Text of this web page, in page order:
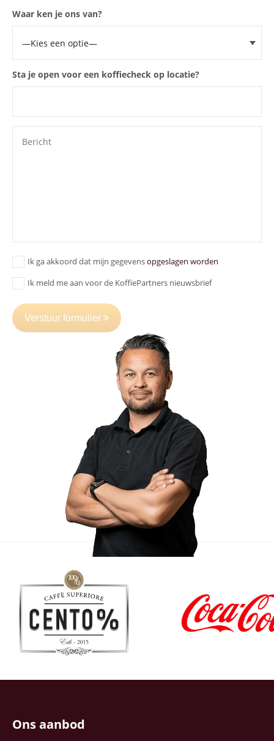
Waar ken je ons van?
Sta je open voor een koffiecheck op locatie?
Ik ga akkoord dat mijn gegevensopgeslagen worden
Ik meld me aan voor de KoffiePartners nieuwsbrief
Verstuur formulier
Ons aanbod